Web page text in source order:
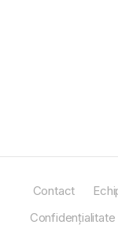
Contact
Confidențialitate